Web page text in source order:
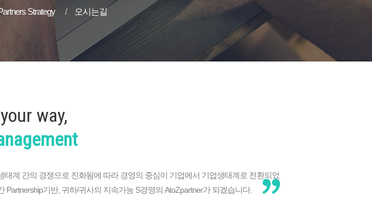
Strategy 오시는길
way,
계 간의 경쟁으로 진화됨에 따라 경영의 중심이 기업에서 기업생태계로 전환되었
기반, 귀하/귀사의 지속가능 S경영의 AtoZpartner가 되겠습니다.